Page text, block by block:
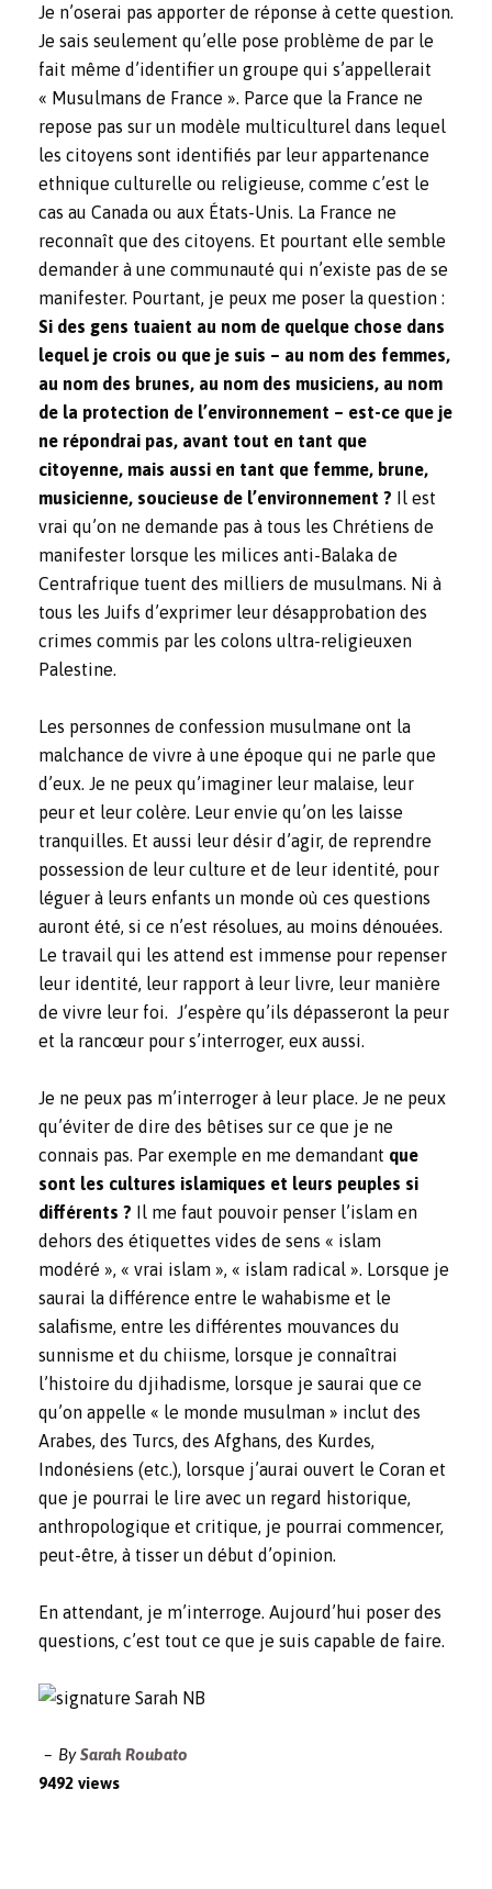
Je n’oserai pas apporter de réponse à cette question.
Je sais seulement qu’elle pose problème de par le
fait même d’identifier un groupe qui s’appellerait
« Musulmans de France ». Parce que la France ne
repose pas sur un modèle multiculturel dans lequel
les citoyens sont identifiés par leur appartenance
ethnique culturelle ou religieuse, comme c’est le
cas au Canada ou aux États-Unis. La France ne
reconnaît que des citoyens. Et pourtant elle semble
demander à une communauté qui n’existe pas de se
manifester. Pourtant, je peux me poser la question :
Si des gens tuaient au nom de quelque chose dans
lequel je crois ou que je suis – au nom des femmes,
au nom des brunes, au nom des musiciens, au nom
de la protection de l’environnement – est-ce que je
ne répondrai pas, avant tout en tant que
citoyenne, mais aussi en tant que femme, brune,
musicienne, soucieuse de l’environnement ? Il est
vrai qu’on ne demande pas à tous les Chrétiens de
manifester lorsque les milices anti-Balaka de
Centrafrique tuent des milliers de musulmans. Ni à
tous les Juifs d’exprimer leur désapprobation des
crimes commis par les colons ultra-religieuxen
Palestine.
Les personnes de confession musulmane ont la
malchance de vivre à une époque qui ne parle que
d’eux. Je ne peux qu’imaginer leur malaise, leur
peur et leur colère. Leur envie qu’on les laisse
tranquilles. Et aussi leur désir d’agir, de reprendre
possession de leur culture et de leur identité, pour
léguer à leurs enfants un monde où ces questions
auront été, si ce n’est résolues, au moins dénouées.
Le travail qui les attend est immense pour repenser
leur identité, leur rapport à leur livre, leur manière
de vivre leur foi. J’espère qu’ils dépasseront la peur
et la rancœur pour s’interroger, eux aussi.
Je ne peux pas m’interroger à leur place. Je ne peux
qu’éviter de dire des bêtises sur ce que je ne
connais pas. Par exemple en me demandant que
sont les cultures islamiques et leurs peuples si
différents ? Il me faut pouvoir penser l’islam en
dehors des étiquettes vides de sens « islam
modéré », « vrai islam », « islam radical ». Lorsque je
saurai la différence entre le wahabisme et le
salafisme, entre les différentes mouvances du
sunnisme et du chiisme, lorsque je connaîtrai
l’histoire du djihadisme, lorsque je saurai que ce
qu’on appelle « le monde musulman » inclut des
Arabes, des Turcs, des Afghans, des Kurdes,
Indonésiens (etc.), lorsque j’aurai ouvert le Coran et
que je pourrai le lire avec un regard historique,
anthropologique et critique, je pourrai commencer,
peut-être, à tisser un début d’opinion.
En attendant, je m’interroge. Aujourd’hui poser des
questions, c’est tout ce que je suis capable de faire.
BySarah Roubato
9492 views